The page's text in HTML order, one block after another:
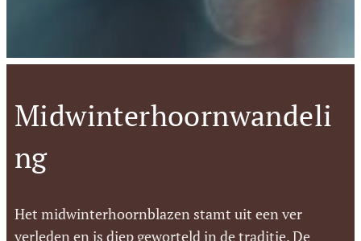
Midwinterhoornwandeli
ng
Het midwinterhoornblazen stamt uit een ver
verleden en is diep geworteld in de traditie. De